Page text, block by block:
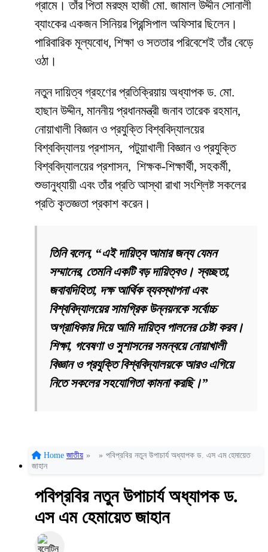
গ্রামে। তাঁর পিতা মরহুম হাজী মো. জামাল উদ্দীন সোনালী
ব্যাংকের একজন সিনিয়র প্রিন্সিপাল অফিসার ছিলেন।
পারিবারিক মূল্যবোধ, শিক্ষা ও সততার পরিবেশেই তাঁর বেড়ে
ওঠা।
নতুন দায়িত্ব গ্রহণের প্রতিক্রিয়ায় অধ্যাপক ড. মো.
হাছান উদ্দীন, মাননীয় প্রধানমন্ত্রী জনাব তারেক রহমান,
নোয়াখালী বিজ্ঞান ও প্রযুক্তি বিশ্ববিদ্যালয়ের
বিশ্ববিদ্যালয় প্রশাসন, পটুয়াখালী বিজ্ঞান ও প্রযুক্তি
বিশ্ববিদ্যালয়ের প্রশাসন, শিক্ষক-শিক্ষার্থী, সহকর্মী,
শুভানুধ্যায়ী এবং তাঁর প্রতি আস্থা রাখা সংশ্লিষ্ট সকলের
প্রতি কৃতজ্ঞতা প্রকাশ করেন।
তিনি বলেন, “এই দায়িত্ব আমার জন্য যেমন
সম্মানের, তেমনি একটি বড় দায়িত্বও। স্বচ্ছতা,
জবাবদিহিতা, দক্ষ আর্থিক ব্যবস্থাপনা এবং
বিশ্ববিদ্যালয়ের সামগ্রিক উন্নয়নকে সর্বোচ্চ
অগ্রাধিকার দিয়ে আমি দায়িত্ব পালনের চেষ্টা করব।
শিক্ষা, গবেষণা ও সুশাসনের সমন্বয়ে নোয়াখালী
বিজ্ঞান ও প্রযুক্তি বিশ্ববিদ্যালয়কে আরও এগিয়ে
নিতে সকলের সহযোগিতা কামনা করছি।”
Home জাতীয় » » পবিপ্রবির নতুন উপাচার্য অধ্যাপক ড. এস এম হেমায়েত
জাহান
পবিপ্রবির নতুন উপাচার্য অধ্যাপক ড.
এস এম হেমায়েত জাহান